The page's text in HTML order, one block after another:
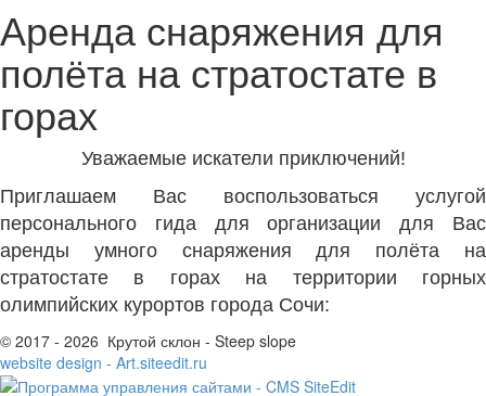
Аренда снаряжения для
полёта на стратостате в
горах
Уважаемые искатели приключений!
Приглашаем Вас воспользоваться услугой
персонального гида для организации для Вас
аренды умного снаряжения для полёта на
стратостате в горах на территории горных
олимпийских курортов города Сочи:
© 2017 - 2026 Крутой склон - Steep slope
website design - Art.siteedit.ru